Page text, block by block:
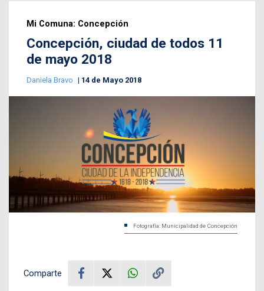
Mi Comuna: Concepción
Concepción, ciudad de todos 11
de mayo 2018
Daniela Bravo 14 de Mayo 2018
Fotografía: Municipalidad de Concepción
Comparte